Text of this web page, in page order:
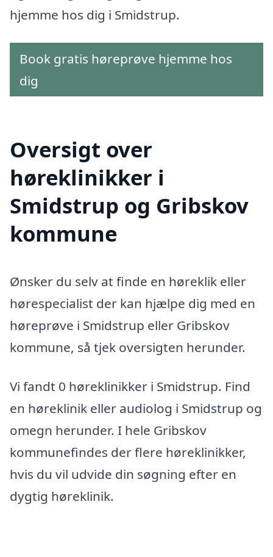
hjemme hos dig i Smidstrup.
Book gratis høreprøve hjemme hos
dig
Oversigt over
høreklinikker i
Smidstrup og Gribskov
kommune
Ønsker du selv at finde en høreklik eller
hørespecialist der kan hjælpe dig med en
høreprøve i Smidstrup eller Gribskov
kommune, så tjek oversigten herunder.
Vi fandt 0 høreklinikker i Smidstrup. Find
en høreklinik eller audiolog i Smidstrup og
omegn herunder. I hele Gribskov
kommunefindes der flere høreklinikker,
hvis du vil udvide din søgning efter en
dygtig høreklinik.